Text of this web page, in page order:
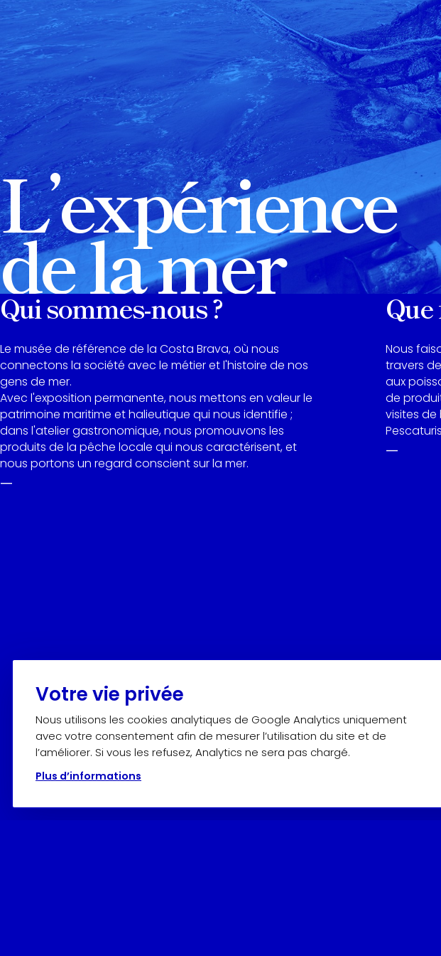
L’expérience
de la mer
Qui sommes-nous ?
Le musée de référence de la Costa Brava, où nous
connectons la société avec le métier et l'histoire de nos
gens de mer.
Avec l'exposition permanente, nous mettons en valeur le
patrimoine maritime et halieutique qui nous identifie ;
dans l'atelier gastronomique, nous promouvons les
produits de la pêche locale qui nous caractérisent, et
nous portons un regard conscient sur la mer.
—
Que
Nous
travers
aux
de
visites
—
Votre vie privée
Nous utilisons les cookies analytiques de Google Analytics uniquement
avec votre consentement afin de mesurer l’utilisation du site et de
l’améliorer. Si vous les refusez, Analytics ne sera pas chargé.
Plus d’informations